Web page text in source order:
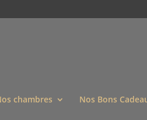
chambres Nos Bons